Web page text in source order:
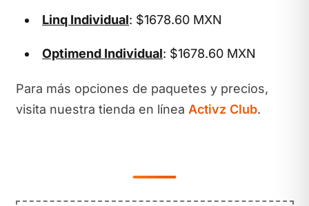
Linq Individual: $1678.60 MXN
Optimend Individual: $1678.60 MXN
Para más opciones de paquetes y precios,
visita nuestra tienda en línea Activz Club.